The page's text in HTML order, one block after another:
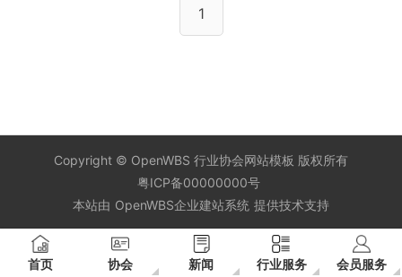
首页 协会 新闻 行业服务 会员服务
近年来，生态环境部相继组织开展了饮用水水源地环境保护，长
江、渤海、黄河入河（海）排污口排查整
1
Copyright © OpenWBS 行业协会网站模板 版权所有
粤ICP备00000000号
本站由 OpenWBS企业建站系统 提供技术支持